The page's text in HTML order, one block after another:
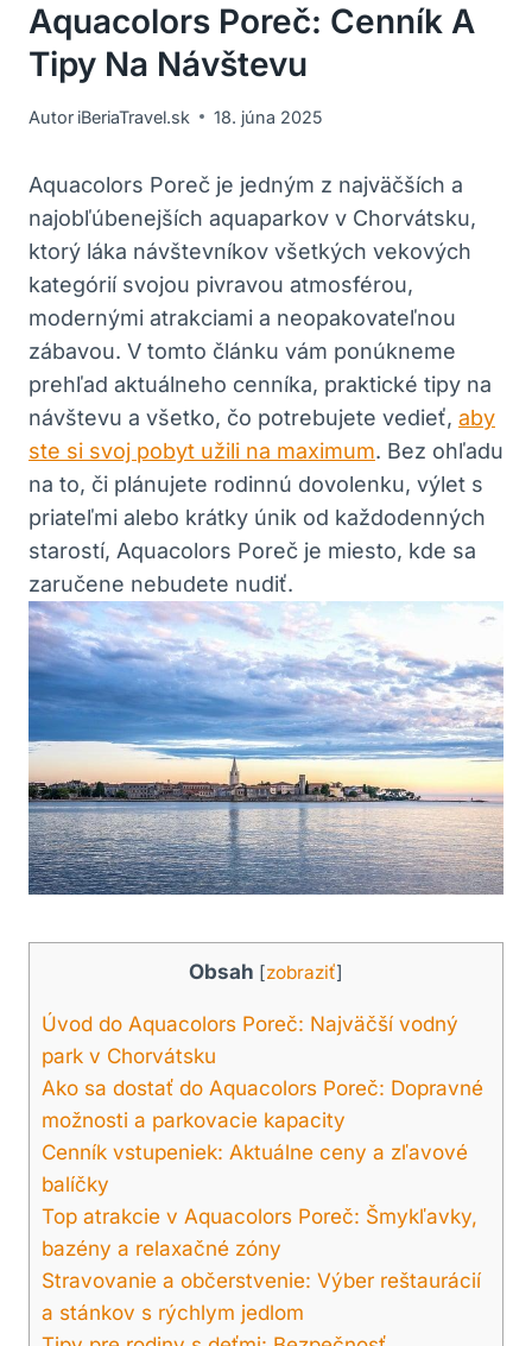
Aquacolors Poreč: Cenník A
Tipy Na Návštevu
Autor iBeriaTravel.sk 18. júna 2025
Aquacolors Poreč je jedným z najväčších a
najobľúbenejších aquaparkov v Chorvátsku,
ktorý láka návštevníkov všetkých vekových
kategórií svojou pivravou atmosférou,
modernými atrakciami a neopakovateľnou
zábavou. V tomto článku vám ponúkneme
prehľad aktuálneho cenníka, praktické tipy na
návštevu a všetko, čo potrebujete vedieť, aby
ste si svoj pobyt užili na maximum. Bez ohľadu
na to, či plánujete rodinnú dovolenku, výlet s
priateľmi alebo krátky únik od každodenných
starostí, Aquacolors Poreč je miesto, kde sa
zaručene nebudete nudiť.
Obsah [zobraziť]
Úvod do Aquacolors Poreč: Najväčší vodný
park v Chorvátsku
Ako sa dostať do Aquacolors Poreč: Dopravné
možnosti a parkovacie kapacity
Cenník vstupeniek: Aktuálne ceny a zľavové
balíčky
Top atrakcie v Aquacolors Poreč: Šmykľavky,
bazény a relaxačné zóny
Stravovanie a občerstvenie: Výber reštaurácií
a stánkov s rýchlym jedlom